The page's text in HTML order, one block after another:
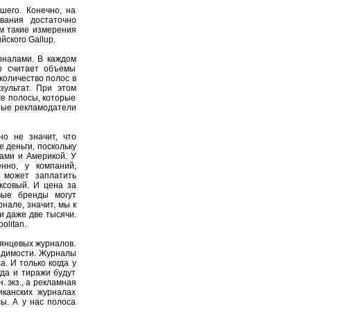
Конечно, на
достаточно
такие измерения
Gallup.
В каждом
считает объемы
полос в
При этом
полосы, которые
рекламодатели
не значит, что
поскольку
и Америкой. У
у компаний,
заплатить
И цена за
бренды могут
значит, мы к
даже две тысячи.
журналов.
Журналы
И только когда у
и тиражи будут
экз., а рекламная
журналах
А у нас полоса